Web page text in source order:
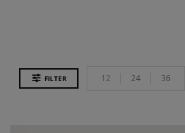
FILTER 12 24 36